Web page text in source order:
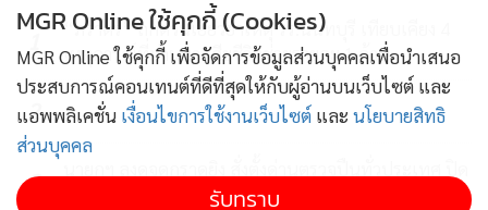
“ภราดร” ถกด่วนเยียวยาเหตุ รร.นนทบุรี เทียบเคียง 4
เหตุการณ์ที่ผ่านมา เสียชีวิตช่วยรายละ 1 ล้าน
2
3
ช่อง ปชช.พกอาวุธในที่สาธารณะ
MGR Online ใช้คุกกี้ (Cookies)
MGR Online ใช้คุกกี้ เพื่อจัดการข้อมูลส่วนบุคคลเพื่อนำเสนอ
ประสบการณ์คอนเทนต์ที่ดีที่สุดให้กับผู้อ่านบนเว็บไซต์ และ
แอพพลิเคชั่น เงื่อนไขการใช้งานเว็บไซต์ และ นโยบายสิทธิ
ส่วนบุคคล
รับทราบ